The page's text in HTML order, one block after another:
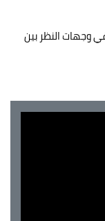
وجهات النظر بين